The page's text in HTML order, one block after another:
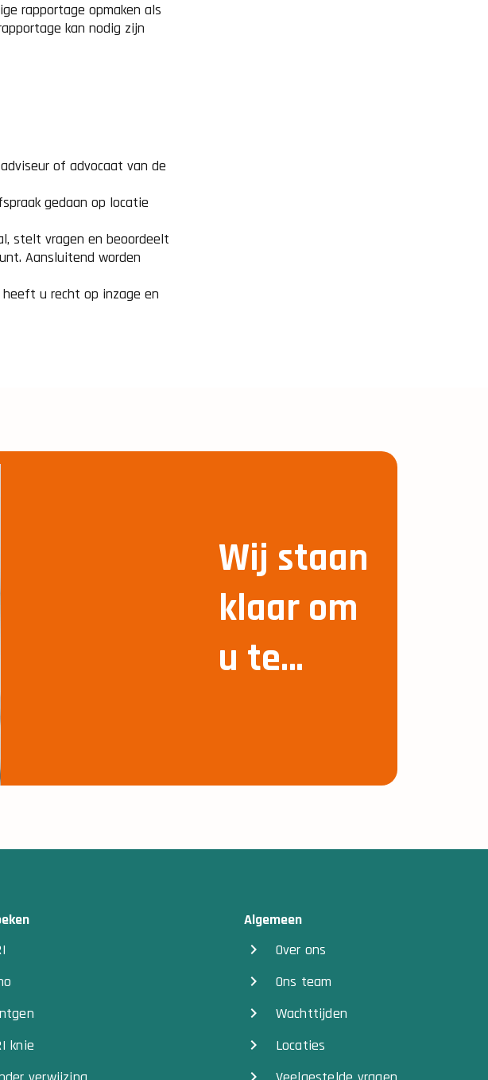
rapportage opmaken als
kan nodig zijn
of advocaat van de
gedaan op locatie
stelt vragen en beoordeelt
Aansluitend worden
u recht op inzage en
Wij staan
klaar om
u te
knie
Algemeen
Over ons
Ons team
Wachttijden
Locaties